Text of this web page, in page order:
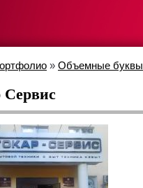
» Объемные буквы
Сервис